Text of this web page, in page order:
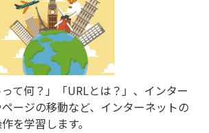
って何？」「URLとは？」、インター
ージの移動など、インターネットの
を学習します。